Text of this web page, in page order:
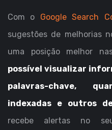
Com o Google Search
sugestões de melhorias
uma posição melhor
possível visualizar
palavras-chave,
indexadas e outros
recebe alertas no